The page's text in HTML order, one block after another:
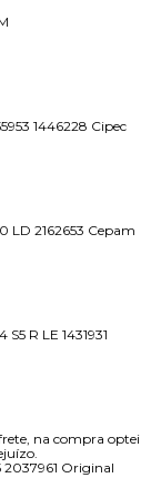
1446228 Cipec
LD 2162653 Cepam
R LE 1431931
na compra optei
Original